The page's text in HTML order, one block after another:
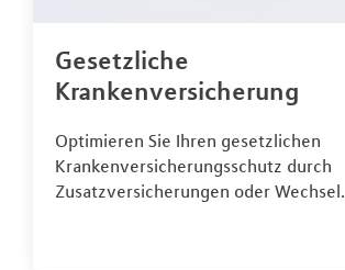
Gesetzliche
Krankenversicherung
Optimieren Sie Ihren gesetzlichen
Krankenversicherungsschutz durch
Zusatzversicherungen oder Wechsel.